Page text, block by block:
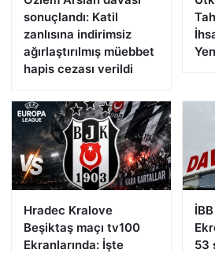
sonuçlandı: Katil
zanlısına indirimsiz
ağırlaştırılmış müebbet
hapis cezası verildi
Hradec Kralove
Beşiktaş maçı tv100
Ekranlarında: İşte
53